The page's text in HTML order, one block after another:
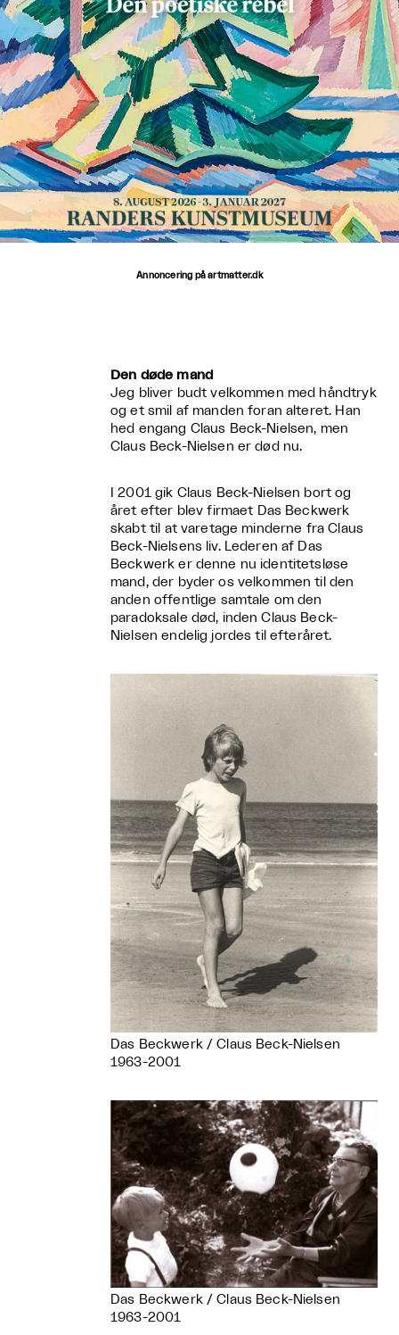
Annoncering på artmatter.dk
Den døde mand
Jeg bliver budt velkommen med håndtryk
og et smil af manden foran alteret. Han
hed engang Claus Beck-Nielsen, men
Claus Beck-Nielsen er død nu.
I 2001 gik Claus Beck-Nielsen bort og
året efter blev firmaet Das Beckwerk
skabt til at varetage minderne fra Claus
Beck-Nielsens liv. Lederen af Das
Beckwerk er denne nu identitetsløse
mand, der byder os velkommen til den
anden offentlige samtale om den
paradoksale død, inden Claus Beck-
Nielsen endelig jordes til efteråret.
Das Beckwerk / Claus Beck-Nielsen
1963-2001
Das Beckwerk / Claus Beck-Nielsen
1963-2001